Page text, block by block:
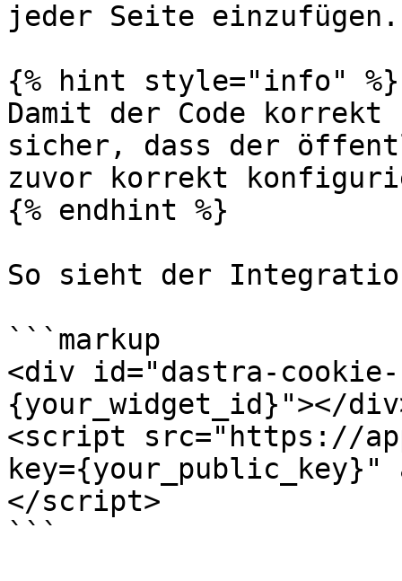
jeder Seite einzufügen.
{% hint style="info" %}
Damit der Code
sicher, dass der
zuvor korrekt
{% endhint %}
So sieht der
```markup
<div id="dastra-
{your_widget_id}"></
<script src="https://
key={your_public_key}"
</script>
```